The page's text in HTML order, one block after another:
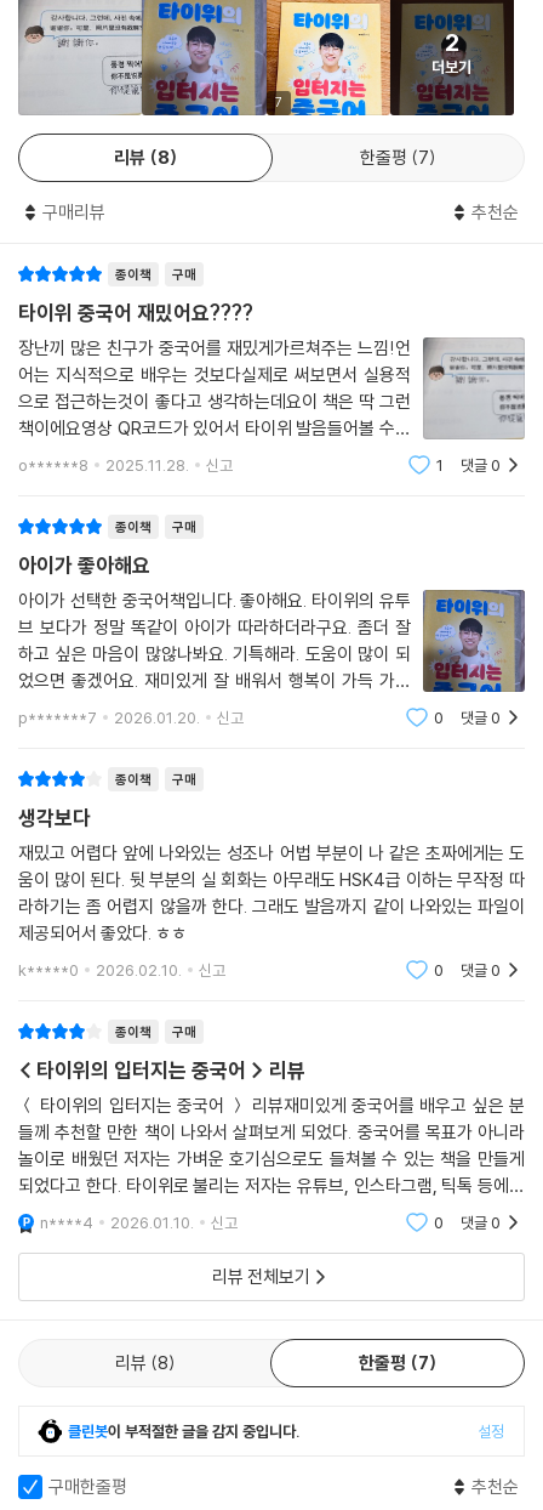
7
2
더보기
리뷰 8 한줄평 7
구매리뷰 추천순
종이책 구매
타이위 중국어 재밌어요????
장난끼 많은 친구가 중국어를 재밌게가르쳐주는 느낌!언
어는 지식적으로 배우는 것보다실제로 써보면서 실용적
으로 접근하는것이 좋다고 생각하는데요이 책은 딱 그런
책이에요영상 QR코드가 있어서 타이위 발음들어볼 수도
있고 최고!!
o******8 2025.11.28. 신고 1 댓글0
종이책 구매
아이가 좋아해요
아이가 선택한 중국어책입니다. 좋아해요. 타이위의 유투
브 보다가 정말 똑같이 아이가 따라하더라구요. 좀더 잘
하고 싶은 마음이 많않나봐요. 기특해라. 도움이 많이 되
었으면 좋겠어요. 재미있게 잘 배워서 행복이 가득 가득
하길 바랍니다
p*******7 2026.01.20. 신고 0 댓글0
종이책 구매
생각보다
재밌고 어렵다 앞에 나와있는 성조나 어법 부분이 나 같은 초짜에게는 도
움이 많이 된다. 뒷 부분의 실 회화는 아무래도 HSK4급 이하는 무작정 따
라하기는 좀 어렵지 않을까 한다. 그래도 발음까지 같이 나와있는 파일이
제공되어서 좋았다. ㅎㅎ
k*****0 2026.02.10. 신고 0 댓글0
종이책 구매
< 타이위의 입터지는 중국어 > 리뷰
＜ 타이위의 입터지는 중국어 ＞ 리뷰재미있게 중국어를 배우고 싶은 분
들께 추천할 만한 책이 나와서 살펴보게 되었다. 중국어를 목표가 아니라
놀이로 배웠던 저자는 가벼운 호기심으로도 들쳐볼 수 있는 책을 만들게
되었다고 한다. 타이위로 불리는 저자는 유튜브, 인스타그램, 틱톡 등에서
총 40만 명의 팔로워를 보유한 한·중 크리에이터이다.
n****4 2026.01.10. 신고 0 댓글0
리뷰 전체보기
리뷰 8 한줄평 7
클린봇이 부적절한 글을 감지 중입니다. 설정
구매한줄평 추천순